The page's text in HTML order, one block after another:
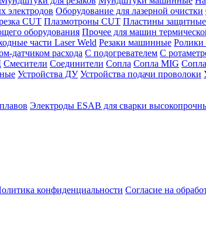
электродов Оборудование для лазерной очистки
CUT Плазмотроны CUT Пластины защитные
оборудования Прочее для машин
части Laser Weld Резаки машинные
датчиком расхода С подогревателем С
Смесители Соединители Сопла Сопла MIG
Устройства ДУ Устройства подачи проволоки
Электроды ESAB для сварки
конфиденциальности Согласие на